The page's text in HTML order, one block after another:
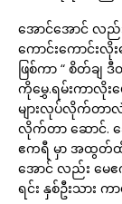
အောင်အောင် လည်
ကောင်းကောင်းလိုး
ဖြစ်ကာ “ စိတ်ချ
ကိုမွှေ.ရမ်းကာလို
များလုပ်လိုက်တာ
လိုက်တာ ဆောင်. ဆေ
ဧကရီ မှာ အထွတ်ထိ
အောင် လည်း မေ
ရင်း နှစ်ဦးသား